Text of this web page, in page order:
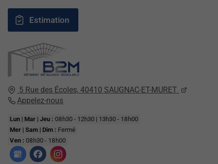
5 Rue des Écoles, 40410 SAUGNAC-ET-MURET
Appelez-nous
Lun | Mar | Jeu : 08h30 - 12h30 | 13h30 - 18h00
Mer | Sam | Dim : Fermé
Ven : 08h30 - 18h00
Estimation